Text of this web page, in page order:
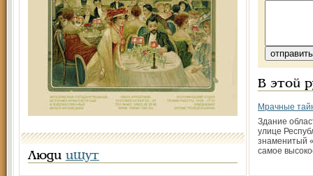
Люди ищут
В этой
Мрачные
Здание
улице
знаменитый
самое